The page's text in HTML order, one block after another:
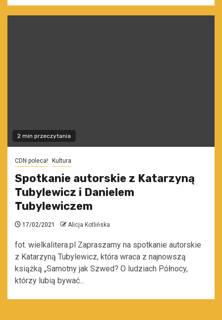
2 min przeczytania
CDN poleca! Kultura
Spotkanie autorskie z Katarzyną
Tubylewicz i Danielem
Tubylewiczem
17/02/2021 Alicja Kotlińska
fot. wielkalitera.pl Zapraszamy na spotkanie autorskie
z Katarzyną Tubylewicz, która wraca z najnowszą
książką „Samotny jak Szwed? O ludziach Północy,
którzy lubią bywać...